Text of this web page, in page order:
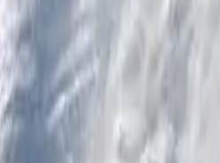
Accedi
Registrati
Assistenza
Scarica l'app
Home